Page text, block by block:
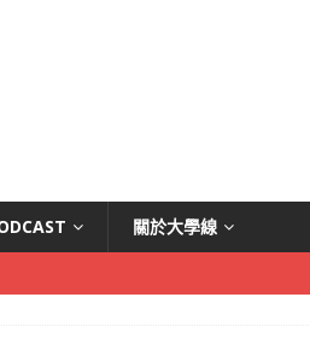
關於大學線